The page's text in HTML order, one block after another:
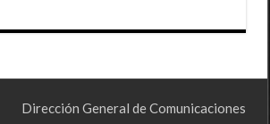
Dirección General de Comunicaciones